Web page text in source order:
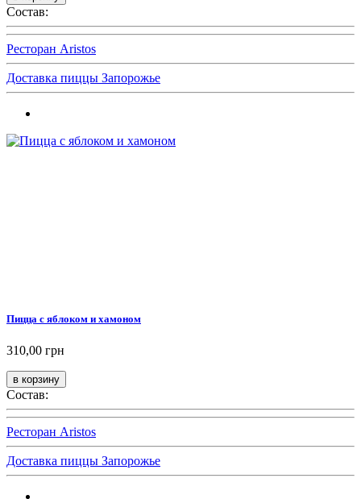
Состав:
Ресторан Aristos
Доставка пиццы Запорожье
Пицца с яблоком и хамоном
310,00 грн
Состав:
Ресторан Aristos
Доставка пиццы Запорожье